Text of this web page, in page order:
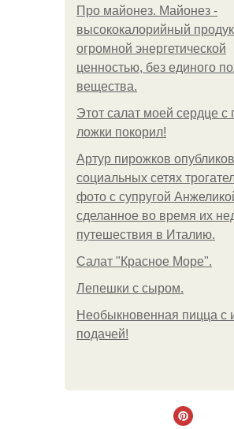
Про майонез. Майонез -
высококалорийный
огромной энергетической
ценностью, без единого
вещества.
Этот салат моей сердце с
ложки покорил!
Артур пирожков
социальных сетях
фото с супругой
сделанное во время их
путешествия в Италию.
Салат "Красное Море".
Лепешки с сыром.
Необыкновенная пицца с
подачей!